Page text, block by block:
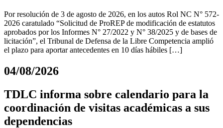
Por resolución de 3 de agosto de 2026, en los autos Rol NC N° 572-
2026 caratulado “Solicitud de ProREP de modificación de estatutos
aprobados por los Informes N° 27/2022 y N° 38/2025 y de bases de
licitación”, el Tribunal de Defensa de la Libre Competencia amplió
el plazo para aportar antecedentes en 10 días hábiles […]
04/08/2026
TDLC informa sobre calendario para la
coordinación de visitas académicas a sus
dependencias